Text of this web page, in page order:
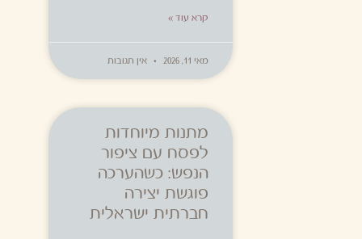
קרא עוד »
מאי 11, 2026 אין תגובות
מתנות מיוחדות
לפסח עם ציפור
הנפש: כשהערכה
פוגשת יצירה
חברתית ישראלית